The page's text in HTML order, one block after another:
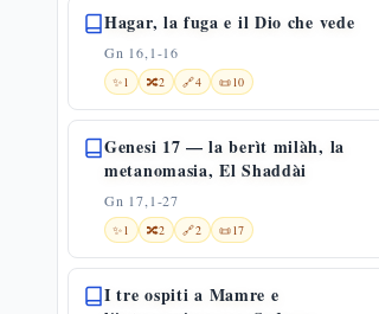
Hagar, la fuga e il Dio che vede
Gn 16,1-16
✨1 🔀2 🔗4 📜10
Genesi 17 — la berìt milàh, la
metanomasia, El Shaddài
Gn 17,1-27
✨1 🔀2 🔗2 📜17
I tre ospiti a Mamre e